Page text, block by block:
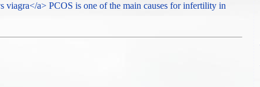
viagra</a> PCOS is one of the main causes for infertility in